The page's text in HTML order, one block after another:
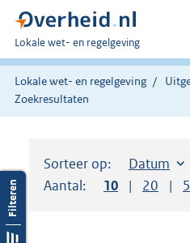
U
bent
hier:
Lokale wet- en regelgeving
Lokale wet- en regelgeving
Zoekresultaten
Sorteer op: Sorteer op:
Datum
Aantal:
Toon
10 resultaten
Toon
20